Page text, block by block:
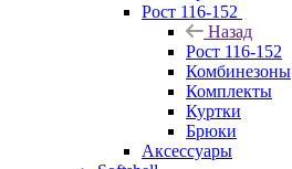
Рост 116-152
Назад
Рост 116-152
Комбинезоны
Комплекты
Куртки
Брюки
Аксессуары